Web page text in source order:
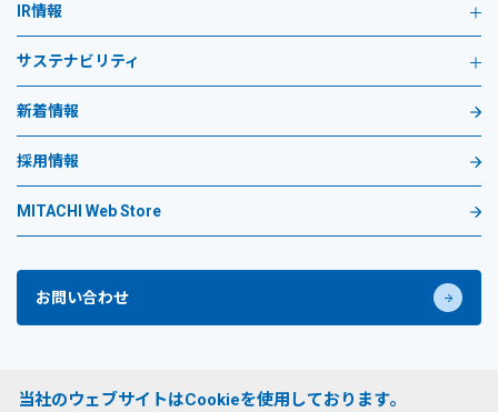
IR情報
サステナビリティ
新着情報
採用情報
MITACHI Web Store
お問い合わせ
当社のウェブサイトはCookieを使用しております。